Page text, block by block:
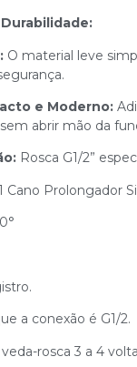
O material leve
e Moderno:
abrir mão da
Rosca G1/2”
Cano Prolongador
a conexão é G1/2.
rosca 3 a 4